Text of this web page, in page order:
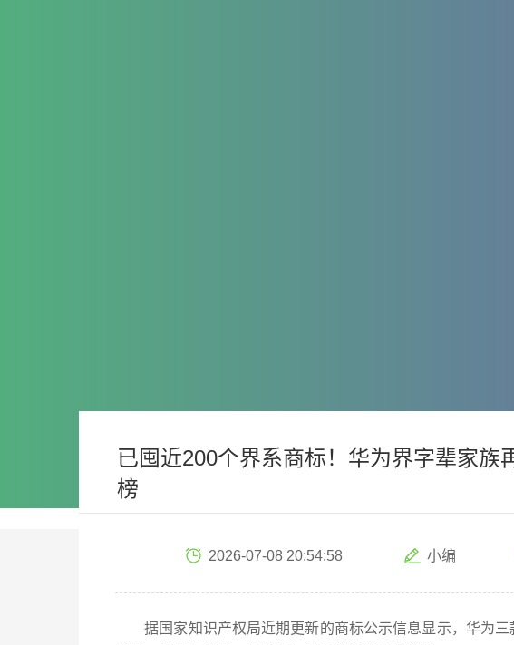
已囤近200个界系商标！华为界字辈家族
榜
2026-07-08 20:54:58 小编
据国家知识产权局近期更新的商标公示信息显示，华为三